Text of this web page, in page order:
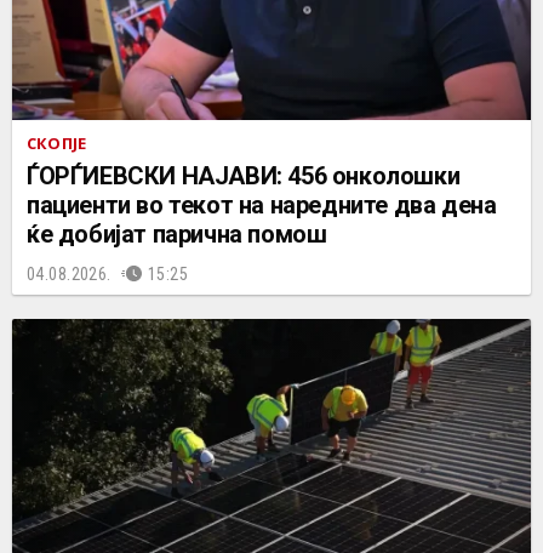
СКОПЈЕ
ЃОРЃИЕВСКИ НАЈАВИ: 456 онколошки
пациенти во текот на наредните два дена
ќе добијат парична помош
04.08.2026. 15:25